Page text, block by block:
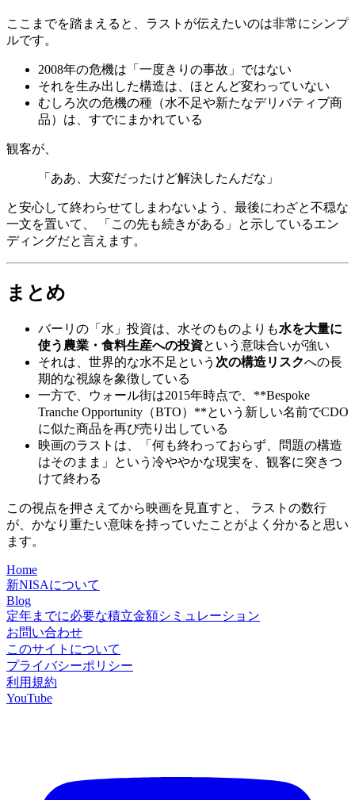
ここまでを踏まえると、ラストが伝えたいのは非常にシンプ
ルです。
2008年の危機は「一度きりの事故」ではない
それを生み出した構造は、ほとんど変わっていない
むしろ次の危機の種（水不足や新たなデリバティブ商
品）は、すでにまかれている
観客が、
「ああ、大変だったけど解決したんだな」
と安心して終わらせてしまわないよう、最後にわざと不穏な
一文を置いて、 「この先も続きがある」と示しているエン
ディングだと言えます。
まとめ
バーリの「水」投資は、水そのものよりも水を大量に
使う農業・食料生産への投資という意味合いが強い
それは、世界的な水不足という 次の構造リスクへの長
期的な視線を象徴している
一方で、ウォール街は2015年時点で、**Bespoke
Tranche Opportunity（BTO）**という新しい名前でCDO
に似た商品を再び売り出している
映画のラストは、「何も終わっておらず、問題の構造
はそのまま」という冷ややかな現実を、観客に突きつ
けて終わる
この視点を押さえてから映画を見直すと、 ラストの数行
が、かなり重たい意味を持っていたことがよく分かると思い
ます。
Home
新NISAについて
Blog
定年までに必要な積立金額シミュレーション
お問い合わせ
このサイトについて
プライバシーポリシー
利用規約
YouTube